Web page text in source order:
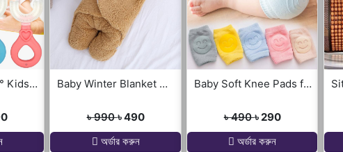
Baby Brush 360° Kids U-Shaped Toothbrush Baby Winter Blanket Winter Protection Worm Baby Care Blanket For ( 0-1year Babies )
৳ 990৳ 490
অর্ডার করুন
Baby Soft Knee Pads for Safety - Multicolor
৳ 490৳ 290
অর্ডার করুন